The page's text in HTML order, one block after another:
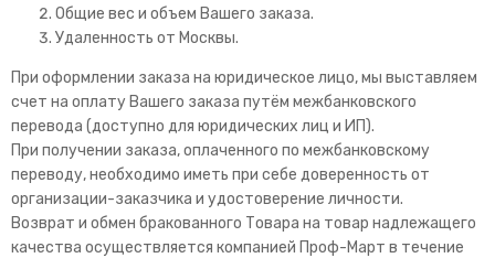
Общие вес и объем Вашего заказа.
Удаленность от Москвы.
При оформлении заказа на юридическое лицо, мы выставляем
счет на оплату Вашего заказа путём межбанковского
перевода (доступно для юридических лиц и ИП).
При получении заказа, оплаченного по межбанковскому
переводу, необходимо иметь при себе доверенность от
организации-заказчика и удостоверение личности.
Возврат и обмен бракованного Товара на товар надлежащего
качества осуществляется компанией Проф-Март в течение